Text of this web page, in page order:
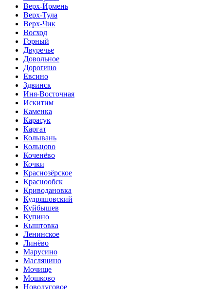
Верх-Ирмень
Верх-Тула
Верх-Чик
Восход
Горный
Двуречье
Довольное
Дорогино
Евсино
Здвинск
Иня-Восточная
Искитим
Каменка
Карасук
Каргат
Колывань
Кольцово
Коченёво
Кочки
Краснозёрское
Краснообск
Криводановка
Кудряшовский
Куйбышев
Купино
Кыштовка
Ленинское
Линёво
Марусино
Маслянино
Мочище
Мошково
Новолуговое